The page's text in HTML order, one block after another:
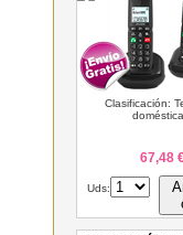
Clasificación:
67,48
Uds: